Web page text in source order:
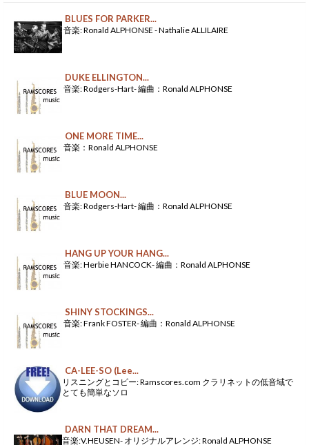
BLUES FOR PARKER...
音楽: Ronald ALPHONSE - Nathalie ALLILAIRE
DUKE ELLINGTON...
音楽: Rodgers-Hart- 編曲：Ronald ALPHONSE
ONE MORE TIME...
音楽：Ronald ALPHONSE
BLUE MOON...
音楽: Rodgers-Hart- 編曲：Ronald ALPHONSE
HANG UP YOUR HANG...
音楽: Herbie HANCOCK- 編曲：Ronald ALPHONSE
SHINY STOCKINGS...
音楽: Frank FOSTER- 編曲：Ronald ALPHONSE
CA-LEE-SO (Lee...
リスニングとコピー: Ramscores.com クラリネットの低音域で
とても簡単なソロ
DARN THAT DREAM...
音楽:V.HEUSEN- オリジナルアレンジ: Ronald ALPHONSE